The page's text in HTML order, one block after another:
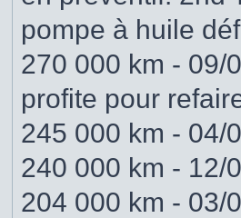
pompe à huile
270 000 km - 09/
profite pour
245 000 km - 04/
240 000 km - 12/
204 000 km - 03/